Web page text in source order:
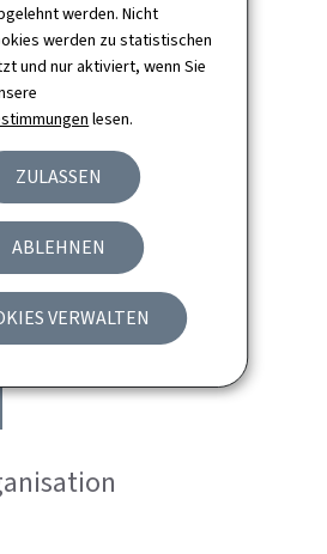
werden. Nicht
werden zu statistischen
und nur aktiviert, wenn Sie
lesen.
ZULASSEN
ABLEHNEN
VERWALTEN
LuxembourgLuxembourg